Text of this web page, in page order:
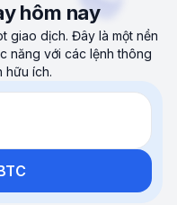
hôm nay
giao dịch. Đây là một nền
năng với các lệnh thông
hữu ích.